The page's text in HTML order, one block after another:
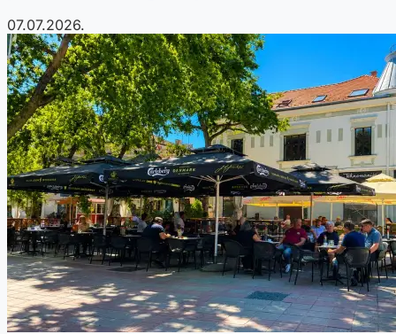
07.07.2026.